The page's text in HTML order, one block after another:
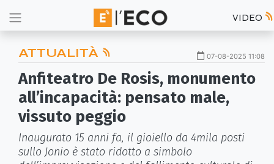
VIDEO
ATTUALITÀ 07-08-2025 11:08
Anfiteatro De Rosis, monumento
all’incapacità: pensato male,
vissuto peggio
Inaugurato 15 anni fa, il gioiello da 4mila posti
sullo Jonio è stato ridotto a simbolo